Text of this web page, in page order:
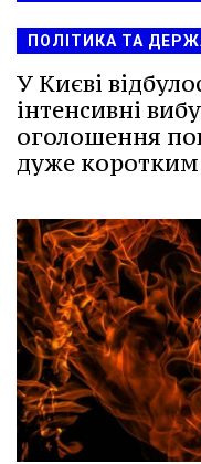
ПОЛІТИКА ТА
У Києві
інтенсивні
оголошення
дуже